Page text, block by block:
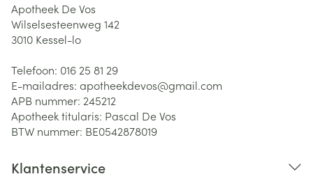
Apotheek De Vos
Wilselsesteenweg 142
3010 Kessel-lo
Telefoon: 016 25 81 29
E-mailadres: apotheekdevos@gmail.com
APB nummer: 245212
Apotheek titularis: Pascal De Vos
BTW nummer: BE0542878019
Klantenservice